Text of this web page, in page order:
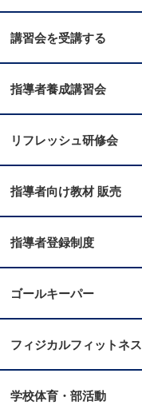
講習会を受講する
指導者養成講習会
リフレッシュ研修会
指導者向け教材 販売
指導者登録制度
ゴールキーパー
フィジカルフィットネス
学校体育・部活動